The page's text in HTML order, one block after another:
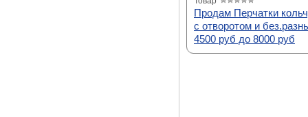
Продам Перчатки
с отворотом и
4500 руб до 8000 руб